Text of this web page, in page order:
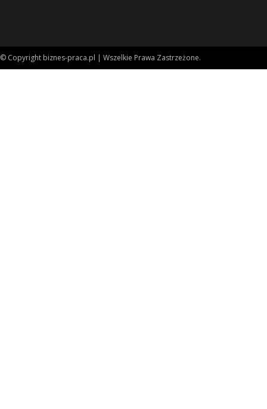
© Copyright biznes-praca.pl | Wszelkie Prawa Zastrzeżone.